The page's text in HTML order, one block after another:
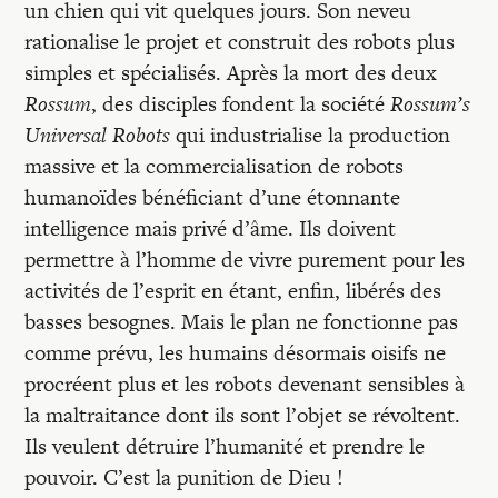
un chien qui vit quelques jours. Son neveu
rationalise le projet et construit des robots plus
simples et spécialisés. Après la mort des deux
Rossum, des disciples fondent la sociétéRossum’s
Universal Robotsqui industrialise la production
massive et la commercialisation de robots
humanoïdes bénéficiant d’une étonnante
intelligence mais privé d’âme. Ils doivent
permettre à l’homme de vivre purement pour les
activités de l’esprit en étant, enfin, libérés des
basses besognes. Mais le plan ne fonctionne pas
comme prévu, les humains désormais oisifs ne
procréent plus et les robots devenant sensibles à
la maltraitance dont ils sont l’objet se révoltent.
Ils veulent détruire l’humanité et prendre le
pouvoir. C’est la punition de Dieu !